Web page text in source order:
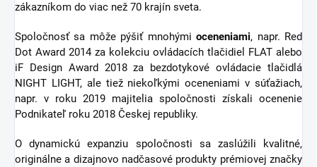
zákazníkom do viac než 70 krajín sveta.
Spoločnosť sa môže pýšiť mnohýmioceneniami, napr. Red
Dot Award 2014 za kolekciu ovládacích tlačidiel FLAT alebo
iF Design Award 2018 za bezdotykové ovládacie tlačidlá
NIGHT LIGHT, ale tiež niekoľkými oceneniami v súťažiach,
napr. v roku 2019 majitelia spoločnosti získali ocenenie
Podnikateľ roku 2018 Českej republiky.
O dynamickú expanziu spoločnosti sa zaslúžili kvalitné,
originálne a dizajnovo nadčasové produkty prémiovej značky